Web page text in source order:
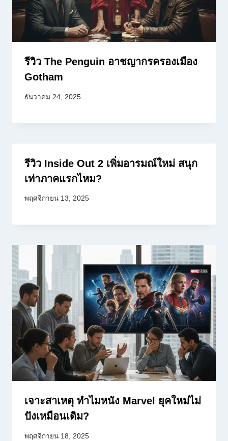
รีวิว The Penguin อาชญากรครองเมือง
Gotham
ธันวาคม 24, 2025
รีวิว Inside Out 2 เพิ่มอารมณ์ใหม่ สนุก
เท่าภาคแรกไหม?
พฤศจิกายน 13, 2025
เจาะสาเหตุ ทำไมหนัง Marvel ยุคใหม่ไม่
ปังเหมือนเดิม?
พฤศจิกายน 18, 2025